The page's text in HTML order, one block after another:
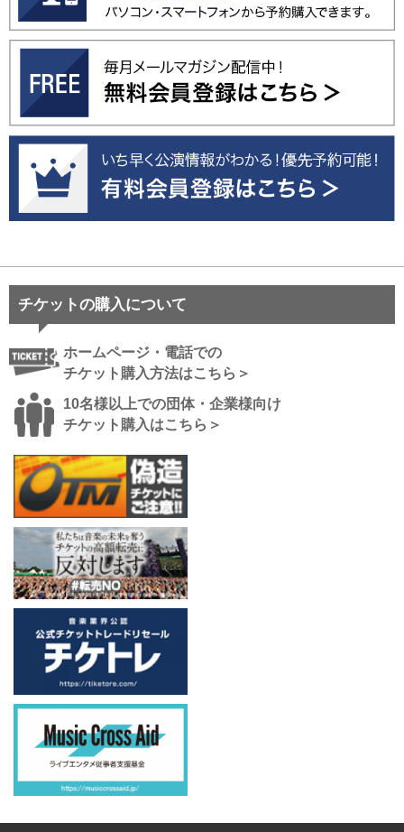
チケットの購入について
ホームページ・電話での
チケット購入方法はこちら＞
10名様以上での団体・企業様向け
チケット購入はこちら＞